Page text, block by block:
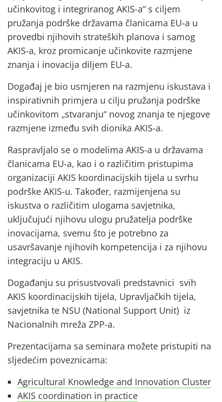
učinkovitog i integriranog AKIS-a“ s ciljem
pružanja podrške državama članicama EU-a u
provedbi njihovih strateških planova i samog
AKIS-a, kroz promicanje učinkovite razmjene
znanja i inovacija diljem EU-a.
Događaj je bio usmjeren na razmjenu iskustava i
inspirativnih primjera u cilju pružanja podrške
učinkovitom „stvaranju“ novog znanja te njegove
razmjene između svih dionika AKIS-a.
Raspravljalo se o modelima AKIS-a u državama
članicama EU-a, kao i o različitim pristupima
organizaciji AKIS koordinacijskih tijela u svrhu
podrške AKIS-u. Također, razmijenjena su
iskustva o različitim ulogama savjetnika,
uključujući njihovu ulogu pružatelja podrške
inovacijama, svemu što je potrebno za
usavršavanje njihovih kompetencija i za njihovu
integraciju u AKIS.
Događanju su prisustvovali predstavnici svih
AKIS koordinacijskih tijela, Upravljačkih tijela,
savjetnika te NSU (National Support Unit) iz
Nacionalnih mreža ZPP-a.
Prezentacijama sa seminara možete pristupiti na
sljedećim poveznicama:
Agricultural Knowledge and Innovation Cluster
AKIS coordination in practice